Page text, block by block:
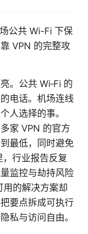
公共 Wi-Fi 下保
VPN 的完整攻
。公共 Wi‑Fi 的
电话。机场连线
人选择的事。
家 VPN 的官方
最低，同时避免
行业报告反复
监控与劫持风险
的解决方案却
要点拆成可执行
私与访问自由。